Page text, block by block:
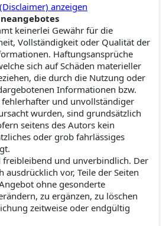
anzeigen
keinerlei Gewähr für die
Vollständigkeit oder Qualität der
Haftungsansprüche
sich auf Schäden materieller
die durch die Nutzung oder
Informationen bzw.
und unvollständiger
wurden, sind grundsätzlich
seitens des Autors kein
oder grob fahrlässiges
freibleibend und unverbindlich. Der
ausdrücklich vor, Teile der Seiten
ohne gesonderte
zu ergänzen, zu löschen
zeitweise oder endgültig